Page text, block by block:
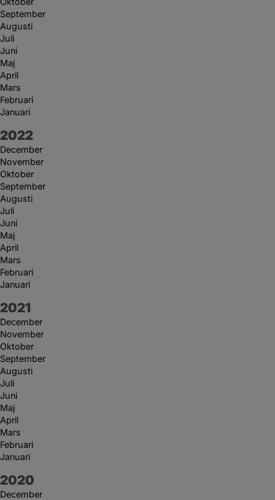
September
Augusti
Juli
Juni
Maj
April
Mars
Februari
Januari
År:
2022
December
November
Oktober
September
Augusti
Juli
Juni
Maj
April
Mars
Februari
Januari
År:
2021
December
November
Oktober
September
Augusti
Juli
Juni
Maj
April
Mars
Februari
Januari
År:
2020
December